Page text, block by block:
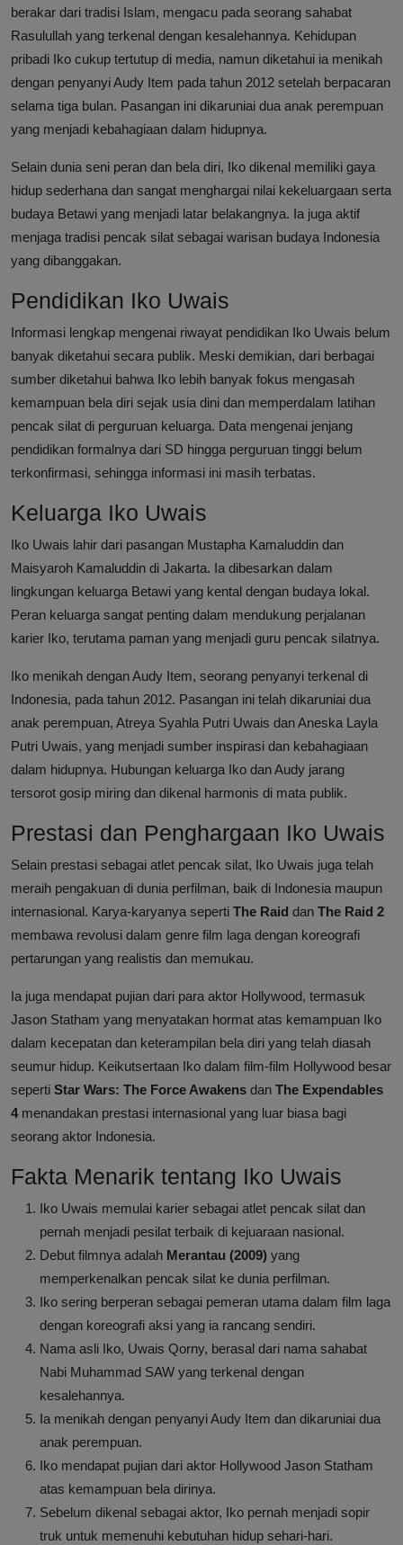
berakar dari tradisi Islam, mengacu pada seorang sahabat
Rasulullah yang terkenal dengan kesalehannya. Kehidupan
pribadi Iko cukup tertutup di media, namun diketahui ia menikah
dengan penyanyi Audy Item pada tahun 2012 setelah berpacaran
selama tiga bulan. Pasangan ini dikaruniai dua anak perempuan
yang menjadi kebahagiaan dalam hidupnya.
Selain dunia seni peran dan bela diri, Iko dikenal memiliki gaya
hidup sederhana dan sangat menghargai nilai kekeluargaan serta
budaya Betawi yang menjadi latar belakangnya. Ia juga aktif
menjaga tradisi pencak silat sebagai warisan budaya Indonesia
yang dibanggakan.
Pendidikan Iko Uwais
Informasi lengkap mengenai riwayat pendidikan Iko Uwais belum
banyak diketahui secara publik. Meski demikian, dari berbagai
sumber diketahui bahwa Iko lebih banyak fokus mengasah
kemampuan bela diri sejak usia dini dan memperdalam latihan
pencak silat di perguruan keluarga. Data mengenai jenjang
pendidikan formalnya dari SD hingga perguruan tinggi belum
terkonfirmasi, sehingga informasi ini masih terbatas.
Keluarga Iko Uwais
Iko Uwais lahir dari pasangan Mustapha Kamaluddin dan
Maisyaroh Kamaluddin di Jakarta. Ia dibesarkan dalam
lingkungan keluarga Betawi yang kental dengan budaya lokal.
Peran keluarga sangat penting dalam mendukung perjalanan
karier Iko, terutama paman yang menjadi guru pencak silatnya.
Iko menikah dengan Audy Item, seorang penyanyi terkenal di
Indonesia, pada tahun 2012. Pasangan ini telah dikaruniai dua
anak perempuan, Atreya Syahla Putri Uwais dan Aneska Layla
Putri Uwais, yang menjadi sumber inspirasi dan kebahagiaan
dalam hidupnya. Hubungan keluarga Iko dan Audy jarang
tersorot gosip miring dan dikenal harmonis di mata publik.
Prestasi dan Penghargaan Iko Uwais
Selain prestasi sebagai atlet pencak silat, Iko Uwais juga telah
meraih pengakuan di dunia perfilman, baik di Indonesia maupun
internasional. Karya-karyanya seperti The Raid dan The Raid 2
membawa revolusi dalam genre film laga dengan koreografi
pertarungan yang realistis dan memukau.
Ia juga mendapat pujian dari para aktor Hollywood, termasuk
Jason Statham yang menyatakan hormat atas kemampuan Iko
dalam kecepatan dan keterampilan bela diri yang telah diasah
seumur hidup. Keikutsertaan Iko dalam film-film Hollywood besar
seperti Star Wars: The Force Awakens dan The Expendables
4menandakan prestasi internasional yang luar biasa bagi
seorang aktor Indonesia.
Fakta Menarik tentang Iko Uwais
Iko Uwais memulai karier sebagai atlet pencak silat dan
pernah menjadi pesilat terbaik di kejuaraan nasional.
Debut filmnya adalah Merantau (2009) yang
memperkenalkan pencak silat ke dunia perfilman.
Iko sering berperan sebagai pemeran utama dalam film laga
dengan koreografi aksi yang ia rancang sendiri.
Nama asli Iko, Uwais Qorny, berasal dari nama sahabat
Nabi Muhammad SAW yang terkenal dengan
kesalehannya.
Ia menikah dengan penyanyi Audy Item dan dikaruniai dua
anak perempuan.
Iko mendapat pujian dari aktor Hollywood Jason Statham
atas kemampuan bela dirinya.
Sebelum dikenal sebagai aktor, Iko pernah menjadi sopir
truk untuk memenuhi kebutuhan hidup sehari-hari.